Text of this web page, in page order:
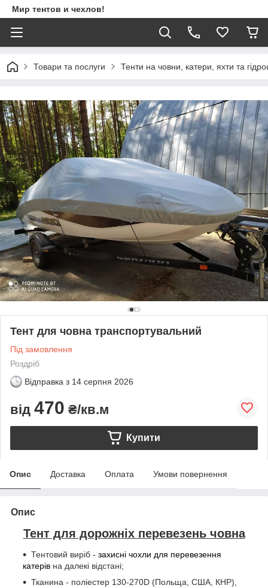
Мир тентов и чехлов!
Товари та послуги Тенти на човни, катери, яхти та
Тент для човна транспортувальний
Під замовлення
Роздріб
Відправка з 14 серпня 2026
від 470 ₴/кв.м
Купити
Опис Доставка Оплата Умови повернення
Опис
Тент для дорожніх перевезень човна
Тентовий виріб - захисні чохли для перевезення
катерів на далекі відстані;
Тканина - поліестер 130-270D (Польща, США, КНР),